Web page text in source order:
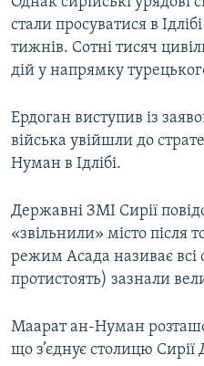
стали просуватися в
тижнів. Сотні тисяч
дій у напрямку
Ердоган виступив із
війська увійшли до
Нуман в Ідлібі.
Державні ЗМІ Сирії
«звільнили» місто після
режим Асада називає всі
протистоять) зазнали
Маарат ан-Нуман
що з’єднує столицю Сирії